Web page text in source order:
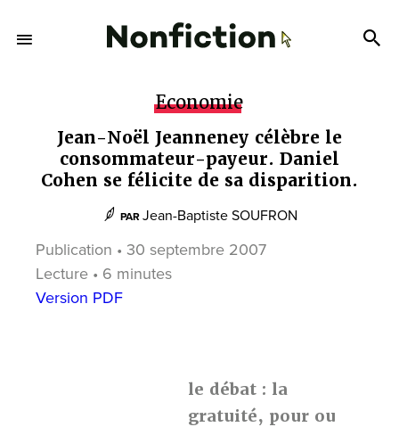
Economie
Jean-Noël Jeanneney célèbre le
consommateur-payeur. Daniel
Cohen se félicite de sa disparition.
PAR Jean-Baptiste SOUFRON
Publication • 30 septembre 2007
Lecture • 6 minutes
Version PDF
le débat : la
gratuité, pour ou